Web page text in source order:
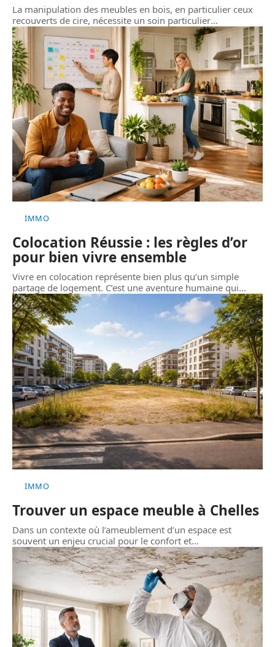
La manipulation des meubles en bois, en particulier ceux
recouverts de cire, nécessite un soin particulier…
IMMO
Colocation Réussie : les règles d’or
pour bien vivre ensemble
Vivre en colocation représente bien plus qu’un simple
partage de logement. C’est une aventure humaine qui…
IMMO
Trouver un espace meuble à Chelles
Dans un contexte où l’ameublement d’un espace est
souvent un enjeu crucial pour le confort et…